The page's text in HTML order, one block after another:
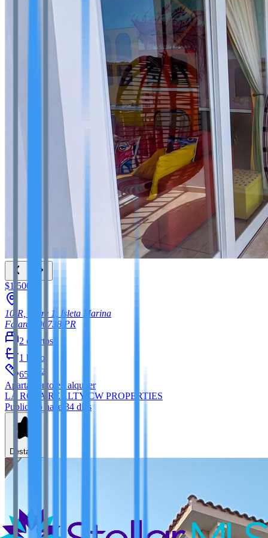
$1,500
10-R, Torre 1, Isleta Marina
Fajardo
00738 PR
2 cuartos
1 baño
658
2
Apartamento en alquiler
LA ROSA REALTY CW PROPERTIES
Publicado hace 34 días
Destacar